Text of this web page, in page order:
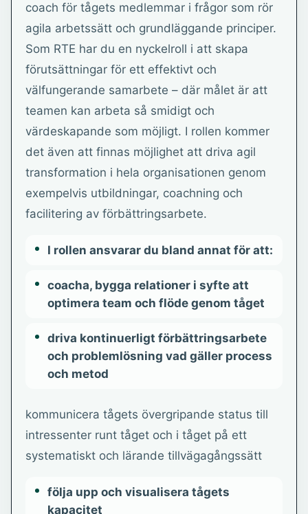
coach för tågets medlemmar i frågor som rör
agila arbetssätt och grundläggande principer.
Som RTE har du en nyckelroll i att skapa
förutsättningar för ett effektivt och
välfungerande samarbete – där målet är att
teamen kan arbeta så smidigt och
värdeskapande som möjligt. I rollen kommer
det även att finnas möjlighet att driva agil
transformation i hela organisationen genom
exempelvis utbildningar, coachning och
facilitering av förbättringsarbete.
I rollen ansvarar du bland annat för att:
coacha, bygga relationer i syfte att
optimera team och flöde genom tåget
driva kontinuerligt förbättringsarbete
och problemlösning vad gäller process
och metod
kommunicera tågets övergripande status till
intressenter runt tåget och i tåget på ett
systematiskt och lärande tillvägagångssätt
följa upp och visualisera tågets
kapacitet